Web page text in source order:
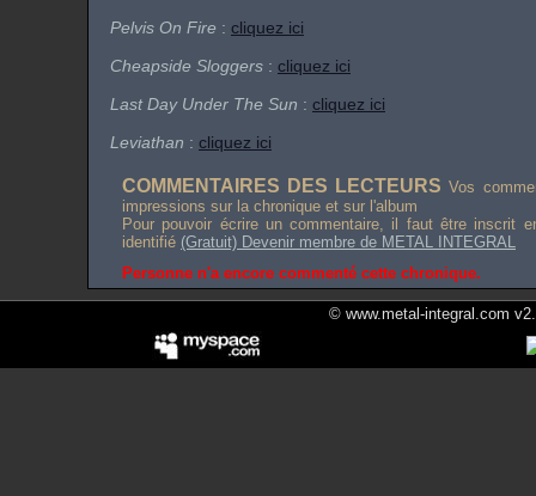
Pelvis On Fire : cliquez ici
Cheapside Sloggers : cliquez ici
Last Day Under The Sun : cliquez ici
Leviathan : cliquez ici
COMMENTAIRES DES LECTEURS Vos
impressions sur la chronique et sur l'album
Pour pouvoir écrire un commentaire, il faut être inscrit
identifié (Gratuit) Devenir membre de METAL INTEGRAL
Personne n'a encore commenté cette chronique.
© www.metal-integral.com